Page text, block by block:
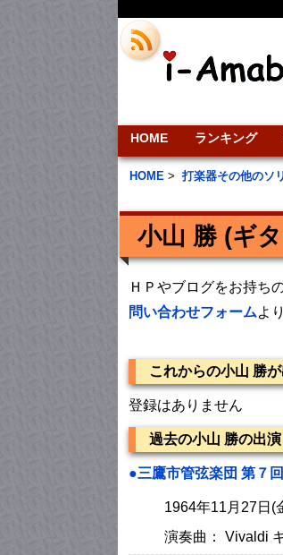
HOME ランキング
HOME > 打楽器その他のソ
小山 勝 (ギ
ＨＰやブログをお持ち
問い合わせフォームよ
これからの小山 勝
登録はありません
過去の小山 勝の出
●三鷹市管弦楽団 第７
1964年11月27日
演奏曲： Vivaldi